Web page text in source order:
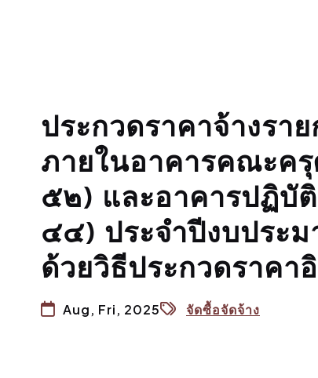
ประกวดราคาจ้างรา
ภายในอาคารคณะค
๕๒) และอาคารปฏิบั
๔๔) ประจำปีงบประ
ด้วยวิธีประกวดราคา
Aug, Fri, 2025 จัดซื้อจัดจ้าง